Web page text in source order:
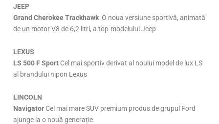
JEEP
Grand Cherokee Trackhawk O noua versiune sportivă, animată
de un motor V8 de 6,2 litri, a top-modelului Jeep
LEXUS
LS 500 F Sport Cel mai sportiv derivat al noului model de lux LS
al brandului nipon Lexus
LINCOLN
Navigator Cel mai mare SUV premium produs de grupul Ford
ajunge la o nouă generație